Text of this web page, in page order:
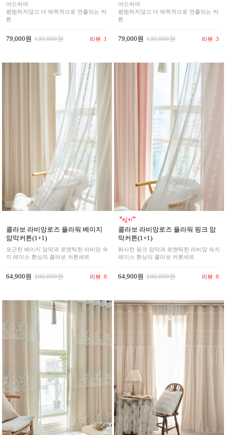
어드하여
평범하지않고 더 매력적으로 연출되는 커
튼
79,000원 130,000원 리뷰 1
어드하여
평범하지않고 더 매력적으로 연출되는 커
튼
79,000원 130,000원 리뷰 3
콜라보 라비앙로즈 플라워 베이지
암막커튼(1+1)
포근한 베이지 암막과 로맨틱한 라비앙 속
지 레이스 환상의 콜라보 커튼세트
64,900원 100,000원 리뷰 0
콜라보 라비앙로즈 플라워 핑크 암
막커튼(1+1)
화사한 핑크 암막과 로맨틱한 라비앙 속지
레이스 환상의 콜라보 커튼세트
64,900원 100,000원 리뷰 0